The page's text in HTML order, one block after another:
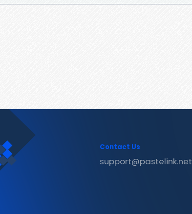
Contact Us
support@pastelink.net